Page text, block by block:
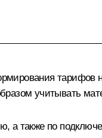
учитывать
а также по